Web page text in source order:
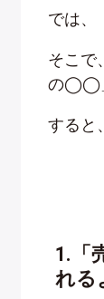
では、
そこで
の◯◯」
すると
1.「
れる